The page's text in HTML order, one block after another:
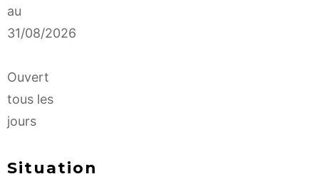
au
31/08/2026
Ouvert
tous les
jours
Situation
| ©